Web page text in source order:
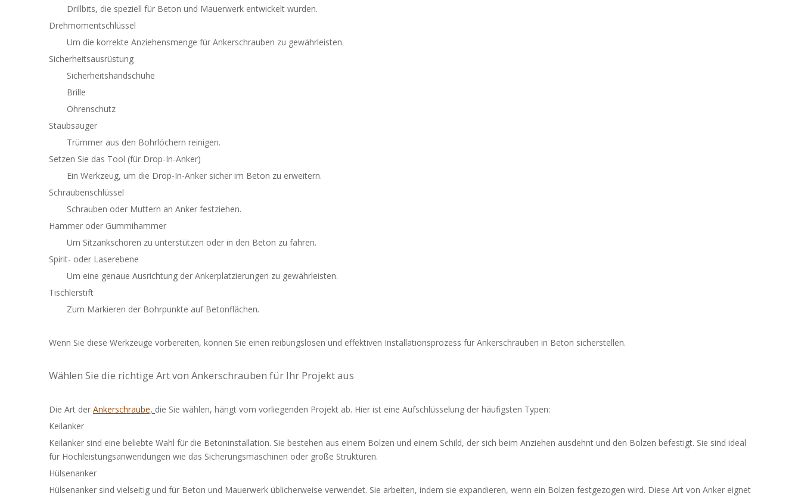
Drillbits, die speziell für Beton und Mauerwerk entwickelt wurden.
Drehmomentschlüssel
Um die korrekte Anziehensmenge für Ankerschrauben zu gewährleisten.
Sicherheitsausrüstung
Sicherheitshandschuhe
Brille
Ohrenschutz
Staubsauger
Trümmer aus den Bohrlöchern reinigen.
Setzen Sie das Tool (für Drop-In-Anker)
Ein Werkzeug, um die Drop-In-Anker sicher im Beton zu erweitern.
Schraubenschlüssel
Schrauben oder Muttern an Anker festziehen.
Hammer oder Gummihammer
Um Sitzankschoren zu unterstützen oder in den Beton zu fahren.
Spirit- oder Laserebene
Um eine genaue Ausrichtung der Ankerplatzierungen zu gewährleisten.
Tischlerstift
Zum Markieren der Bohrpunkte auf Betonflächen.
Wenn Sie diese Werkzeuge vorbereiten, können Sie einen reibungslosen und effektiven Installationsprozess für Ankerschrauben in Beton sicherstellen.
Wählen Sie die richtige Art von Ankerschrauben für Ihr Projekt aus
Die Art der Ankerschraube, die Sie wählen, hängt vom vorliegenden Projekt ab. Hier ist eine Aufschlüsselung der häufigsten Typen:
Keilanker
Keilanker sind eine beliebte Wahl für die Betoninstallation. Sie bestehen aus einem Bolzen und einem Schild, der sich beim Anziehen ausdehnt und den Bolzen befestigt. Sie sind ideal
für Hochleistungsanwendungen wie das Sicherungsmaschinen oder große Strukturen.
Hülsenanker
Hülsenanker sind vielseitig und für Beton und Mauerwerk üblicherweise verwendet. Sie arbeiten, indem sie expandieren, wenn ein Bolzen festgezogen wird. Diese Art von Anker eignet